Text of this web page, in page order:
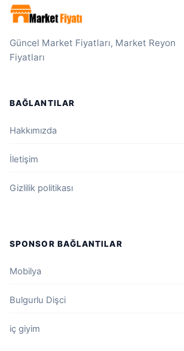
Güncel Market Fiyatları, Market Reyon
Fiyatları
BAĞLANTILAR
Hakkımızda
İletişim
Gizlilik politikası
SPONSOR BAĞLANTILAR
Mobilya
Bulgurlu Dişci
iç giyim